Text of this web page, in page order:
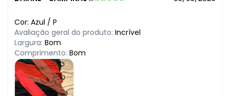
Cor: Azul / P
Avaliação geral do produto: Incrível
Largura: Bom
Comprimento: Bom